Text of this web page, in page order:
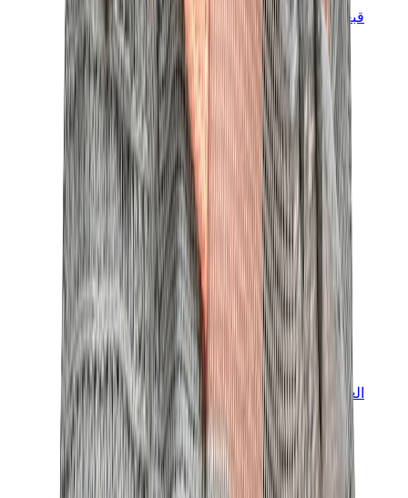
قبعات وكاب
كاب كروم هارتس
View All
قبعات وكاب
العلامات
كروم هارتس
بيرث أوف رويال تشايلد
درول دو مونسيور
دنيم تيرز
بروكن بلانت